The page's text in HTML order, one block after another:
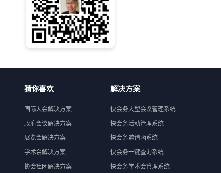
猜你喜欢
国际大会解决方案
政府会议解决方案
展览会解决方案
学术会解决方案
协会社团解决方案
解决方案
快会务大型会议管理系统
快会务活动管理系统
快会务邀请函系统
快会务一键查询系统
快会务学术会管理系统